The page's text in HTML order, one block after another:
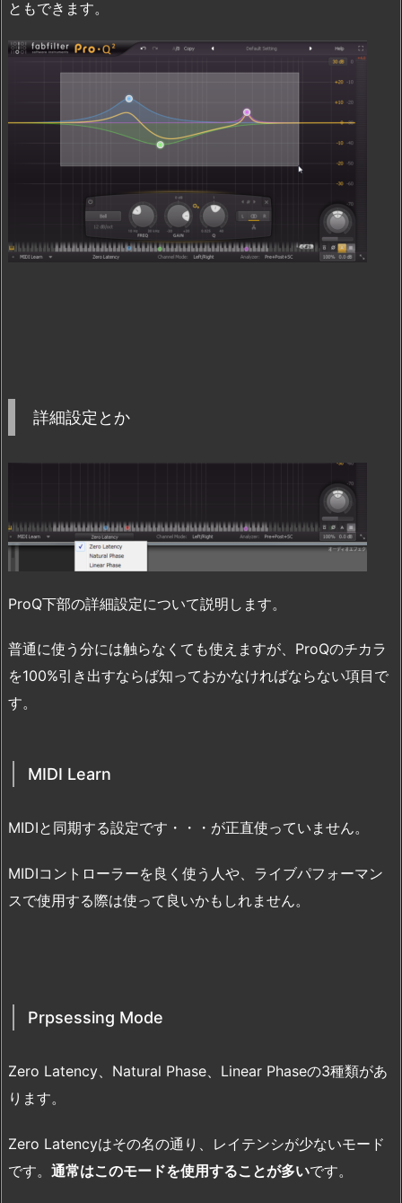
ともできます。
詳細設定とか
ProQ下部の詳細設定について説明します。
普通に使う分には触らなくても使えますが、ProQのチカラ
を100%引き出すならば知っておかなければならない項目で
す。
MIDI Learn
MIDIと同期する設定です・・・が正直使っていません。
MIDIコントローラーを良く使う人や、ライブパフォーマン
スで使用する際は使って良いかもしれません。
Prpsessing Mode
Zero Latency、Natural Phase、Linear Phaseの3種類があ
ります。
Zero Latencyはその名の通り、レイテンシが少ないモード
です。 通常はこのモードを使用することが多いです。